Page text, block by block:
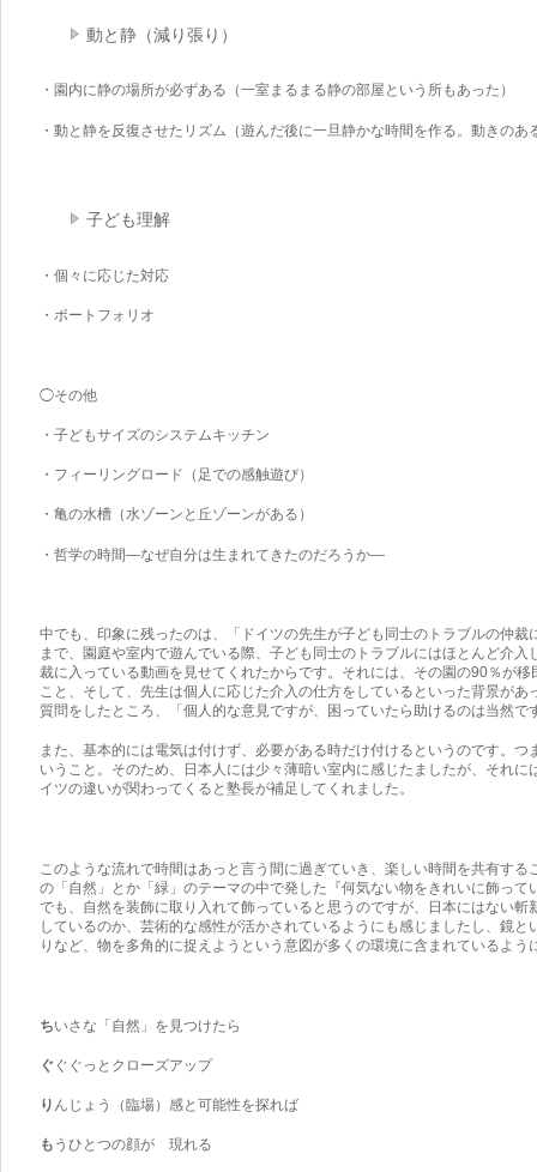
動と静（減り張り）
・園内に静の場所が必ずある（一室まるまる静の部屋という所もあった）
・動と静を反復させたリズム（遊んだ後に一旦静かな時間を作る。動きの
子ども理解
・個々に応じた対応
・ポートフォリオ
◯その他
・子どもサイズのシステムキッチン
・フィーリングロード（足での感触遊び）
・亀の水槽（水ゾーンと丘ゾーンがある）
・哲学の時間―なぜ自分は生まれてきたのだろうか―
中でも、印象に残ったのは、「ドイツの先生が子ども同士のトラブルの仲裁
まで、園庭や室内で遊んでいる際、子ども同士のトラブルにはほとんど介
裁に入っている動画を見せてくれたからです。それには、その園の90％が
こと、そして、先生は個人に応じた介入の仕方をしているといった背景が
質問をしたところ、「個人的な意見ですが、困っていたら助けるのは当然で
また、基本的には電気は付けず、必要がある時だけ付けるというのです。
いうこと。そのため、日本人には少々薄暗い室内に感じたましたが、それに
イツの違いが関わってくると塾長が補足してくれました。
このような流れで時間はあっと言う間に過ぎていき、楽しい時間を共有す
の「自然」とか「緑」のテーマの中で発した『何気ない物をきれいに飾って
でも、自然を装飾に取り入れて飾っていると思うのですが、日本にはない斬
しているのか、芸術的な感性が活かされているようにも感じましたし、鏡
りなど、物を多角的に捉えようという意図が多くの環境に含まれているよ
ちいさな「自然」を見つけたら
ぐ ぐぐっとクローズアップ
り んじょう（臨場）感と可能性を探れば
も うひとつの顔が 現れる